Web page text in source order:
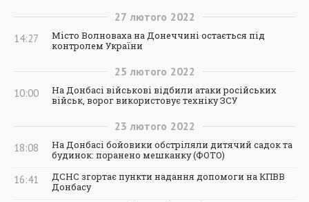
27 лютого 2022
14:27
Місто Волноваха на Донеччині остається під
контролем України
25 лютого 2022
10:00
На Донбасі військові відбили атаки російських
військ, ворог використовує техніку ЗСУ
23 лютого 2022
18:08
На Донбасі бойовики обстріляли дитячий садок та
будинок: поранено мешканку (ФОТО)
16:41
ДСНС згортає пункти надання допомоги на КПВВ
Донбасу